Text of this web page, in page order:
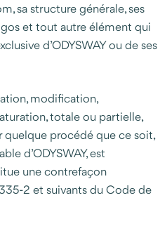
sa structure générale, ses
et tout autre élément qui
d’ODYSWAY ou de ses
modification,
totale ou partielle,
quelque procédé que ce soit,
d’ODYSWAY, est
une contrefaçon
2 et suivants du Code de